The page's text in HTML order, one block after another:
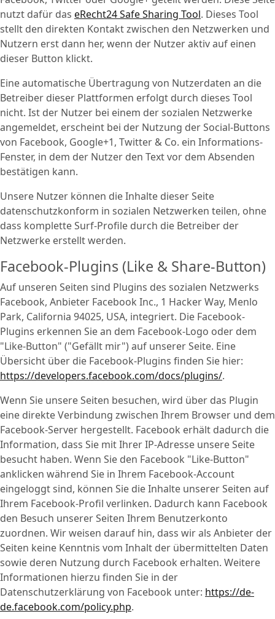
nutzt dafür das eRecht24 Safe Sharing Tool. Dieses Tool
stellt den direkten Kontakt zwischen den Netzwerken und
Nutzern erst dann her, wenn der Nutzer aktiv auf einen
dieser Button klickt.
Eine automatische Übertragung von Nutzerdaten an die
Betreiber dieser Plattformen erfolgt durch dieses Tool
nicht. Ist der Nutzer bei einem der sozialen Netzwerke
angemeldet, erscheint bei der Nutzung der Social-Buttons
von Facebook, Google+1, Twitter & Co. ein Informations-
Fenster, in dem der Nutzer den Text vor dem Absenden
bestätigen kann.
Unsere Nutzer können die Inhalte dieser Seite
datenschutzkonform in sozialen Netzwerken teilen, ohne
dass komplette Surf-Profile durch die Betreiber der
Netzwerke erstellt werden.
Facebook-Plugins (Like & Share-Button)
Auf unseren Seiten sind Plugins des sozialen Netzwerks
Facebook, Anbieter Facebook Inc., 1 Hacker Way, Menlo
Park, California 94025, USA, integriert. Die Facebook-
Plugins erkennen Sie an dem Facebook-Logo oder dem
"Like-Button" ("Gefällt mir") auf unserer Seite. Eine
Übersicht über die Facebook-Plugins finden Sie hier:
https://developers.facebook.com/docs/plugins/.
Wenn Sie unsere Seiten besuchen, wird über das Plugin
eine direkte Verbindung zwischen Ihrem Browser und dem
Facebook-Server hergestellt. Facebook erhält dadurch die
Information, dass Sie mit Ihrer IP-Adresse unsere Seite
besucht haben. Wenn Sie den Facebook "Like-Button"
anklicken während Sie in Ihrem Facebook-Account
eingeloggt sind, können Sie die Inhalte unserer Seiten auf
Ihrem Facebook-Profil verlinken. Dadurch kann Facebook
den Besuch unserer Seiten Ihrem Benutzerkonto
zuordnen. Wir weisen darauf hin, dass wir als Anbieter der
Seiten keine Kenntnis vom Inhalt der übermittelten Daten
sowie deren Nutzung durch Facebook erhalten. Weitere
Informationen hierzu finden Sie in der
Datenschutzerklärung von Facebook unter: https://de-
de.facebook.com/policy.php.